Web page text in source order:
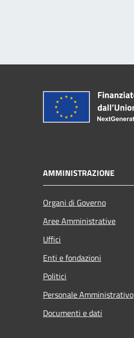
AMMINISTRAZIONE
Organi di Governo
Aree Amministrative
Uffici
Enti e fondazioni
Politici
Personale Amministrativo
Documenti e dati